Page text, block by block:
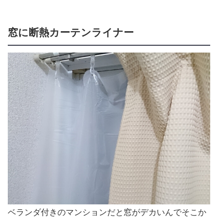
窓に断熱カーテンライナー
ベランダ付きのマンションだと窓がデカいんでそこか